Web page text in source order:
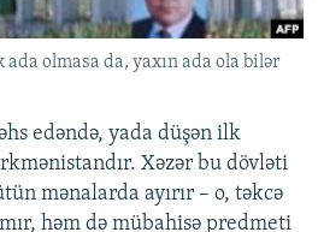
olmasa da, yaxın ada ola bilər
edəndə, yada düşən ilk
Xəzər bu dövləti
mənalarda ayırır – o, təkcə
həm də mübahisə predmeti